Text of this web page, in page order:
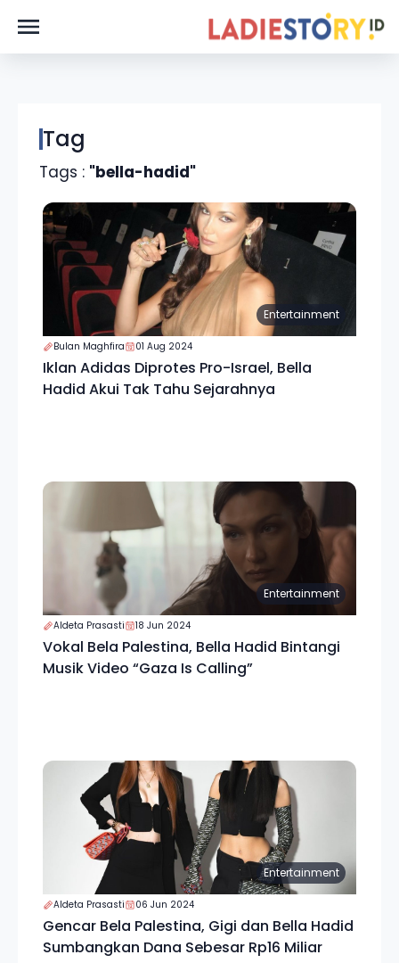
Tag
Tags : "bella-hadid"
Entertainment
Bulan Maghfira 01 Aug 2024
Iklan Adidas Diprotes Pro-Israel, Bella
Hadid Akui Tak Tahu Sejarahnya
Entertainment
Aldeta Prasasti 18 Jun 2024
Vokal Bela Palestina, Bella Hadid Bintangi
Musik Video “Gaza Is Calling”
Entertainment
Aldeta Prasasti 06 Jun 2024
Gencar Bela Palestina, Gigi dan Bella Hadid
Sumbangkan Dana Sebesar Rp16 Miliar